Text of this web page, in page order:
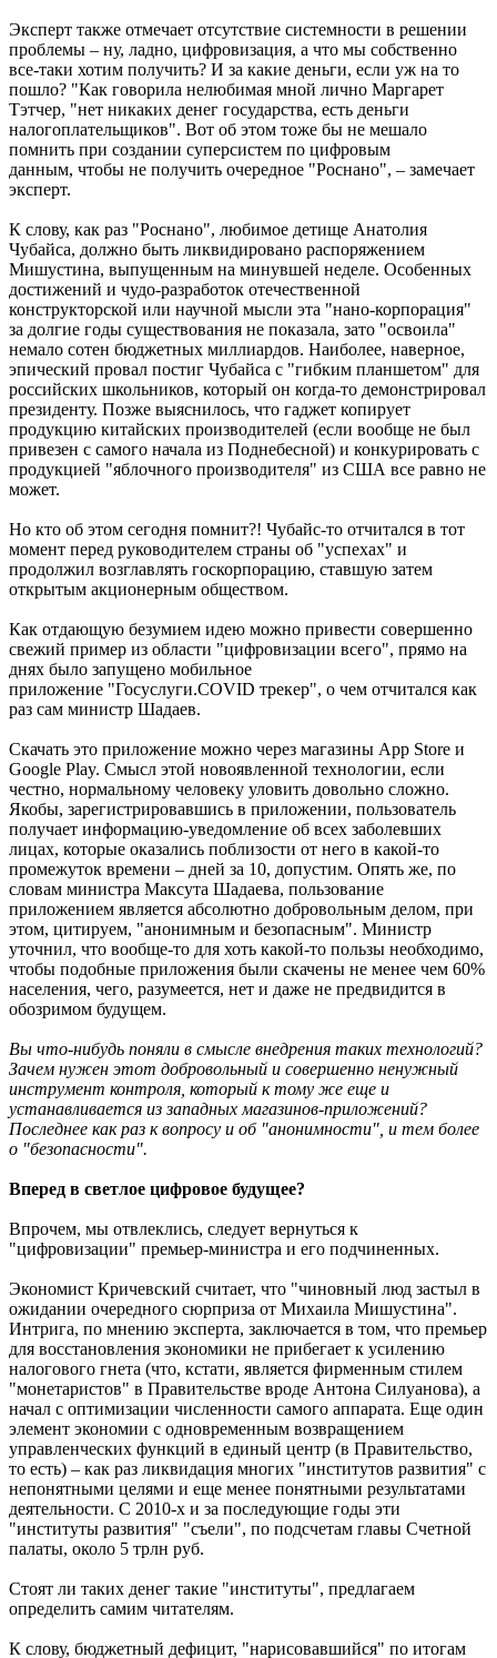
Эксперт также отмечает отсутствие системности в решении
проблемы – ну, ладно, цифровизация, а что мы собственно
все-таки хотим получить? И за какие деньги, если уж на то
пошло? "Как говорила нелюбимая мной лично Маргарет
Тэтчер, "нет никаких денег государства, есть деньги
налогоплательщиков". Вот об этом тоже бы не мешало
помнить при создании суперсистем по цифровым
данным, чтобы не получить очередное "Роснано", – замечает
эксперт.
К слову, как раз "Роснано", любимое детище Анатолия
Чубайса, должно быть ликвидировано распоряжением
Мишустина, выпущенным на минувшей неделе. Особенных
достижений и чудо-разработок отечественной
конструкторской или научной мысли эта "нано-корпорация"
за долгие годы существования не показала, зато "освоила"
немало сотен бюджетных миллиардов. Наиболее, наверное,
эпический провал постиг Чубайса с "гибким планшетом" для
российских школьников, который он когда-то демонстрировал
президенту. Позже выяснилось, что гаджет копирует
продукцию китайских производителей (если вообще не был
привезен с самого начала из Поднебесной) и конкурировать с
продукцией "яблочного производителя" из США все равно не
может.
Но кто об этом сегодня помнит?! Чубайс-то отчитался в тот
момент перед руководителем страны об "успехах" и
продолжил возглавлять госкорпорацию, ставшую затем
открытым акционерным обществом.
Как отдающую безумием идею можно привести совершенно
свежий пример из области "цифровизации всего", прямо на
днях было запущено мобильное
приложение "Госуслуги.COVID трекер", о чем отчитался как
раз сам министр Шадаев.
Скачать это приложение можно через магазины App Store и
Google Play. Смысл этой новоявленной технологии, если
честно, нормальному человеку уловить довольно сложно.
Якобы, зарегистрировавшись в приложении, пользователь
получает информацию-уведомление об всех заболевших
лицах, которые оказались поблизости от него в какой-то
промежуток времени – дней за 10, допустим. Опять же, по
словам министра Максута Шадаева, пользование
приложением является абсолютно добровольным делом, при
этом, цитируем, "анонимным и безопасным". Министр
уточнил, что вообще-то для хоть какой-то пользы необходимо,
чтобы подобные приложения были скачены не менее чем 60%
населения, чего, разумеется, нет и даже не предвидится в
обозримом будущем.
Вы что-нибудь поняли в смысле внедрения таких технологий?
Зачем нужен этот добровольный и совершенно ненужный
инструмент контроля, который к тому же еще и
устанавливается из западных магазинов-приложений?
Последнее как раз к вопросу и об "анонимности", и тем более
о "безопасности".
Вперед в светлое цифровое будущее?
Впрочем, мы отвлеклись, следует вернуться к
"цифровизации" премьер-министра и его подчиненных.
Экономист Кричевский считает, что "чиновный люд застыл в
ожидании очередного сюрприза от Михаила Мишустина".
Интрига, по мнению эксперта, заключается в том, что премьер
для восстановления экономики не прибегает к усилению
налогового гнета (что, кстати, является фирменным стилем
"монетаристов" в Правительстве вроде Антона Силуанова), а
начал с оптимизации численности самого аппарата. Еще один
элемент экономии с одновременным возвращением
управленческих функций в единый центр (в Правительство,
то есть) – как раз ликвидация многих "институтов развития" с
непонятными целями и еще менее понятными результатами
деятельности. С 2010-х и за последующие годы эти
"институты развития" "съели", по подсчетам главы Счетной
палаты, около 5 трлн руб.
Стоят ли таких денег такие "институты", предлагаем
определить самим читателям.
К слову, бюджетный дефицит, "нарисовавшийся" по итогам